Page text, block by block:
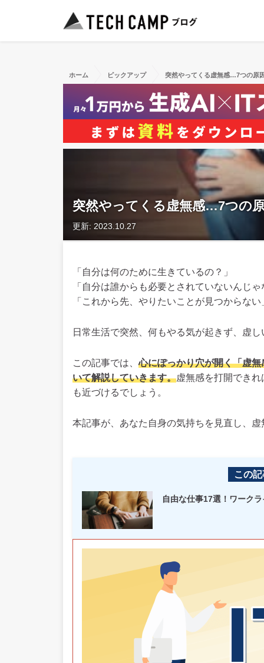
ホーム ピックアップ 突然やってくる虚無感…7つの原
突然やってくる虚無感…7つの
更新: 2023.10.27
「自分は何のために生きているの？」
「自分は誰からも必要とされていないんじ
「これから先、やりたいことが見つからない
日常生活で突然、何もやる気が起きず、虚
この記事では、心にぽっかり穴が開く「虚
いて解説していきます。虚無感を打開でき
も近づけるでしょう。
本記事が、あなた自身の気持ちを見直し、
この
自由な仕事17選！ワーク